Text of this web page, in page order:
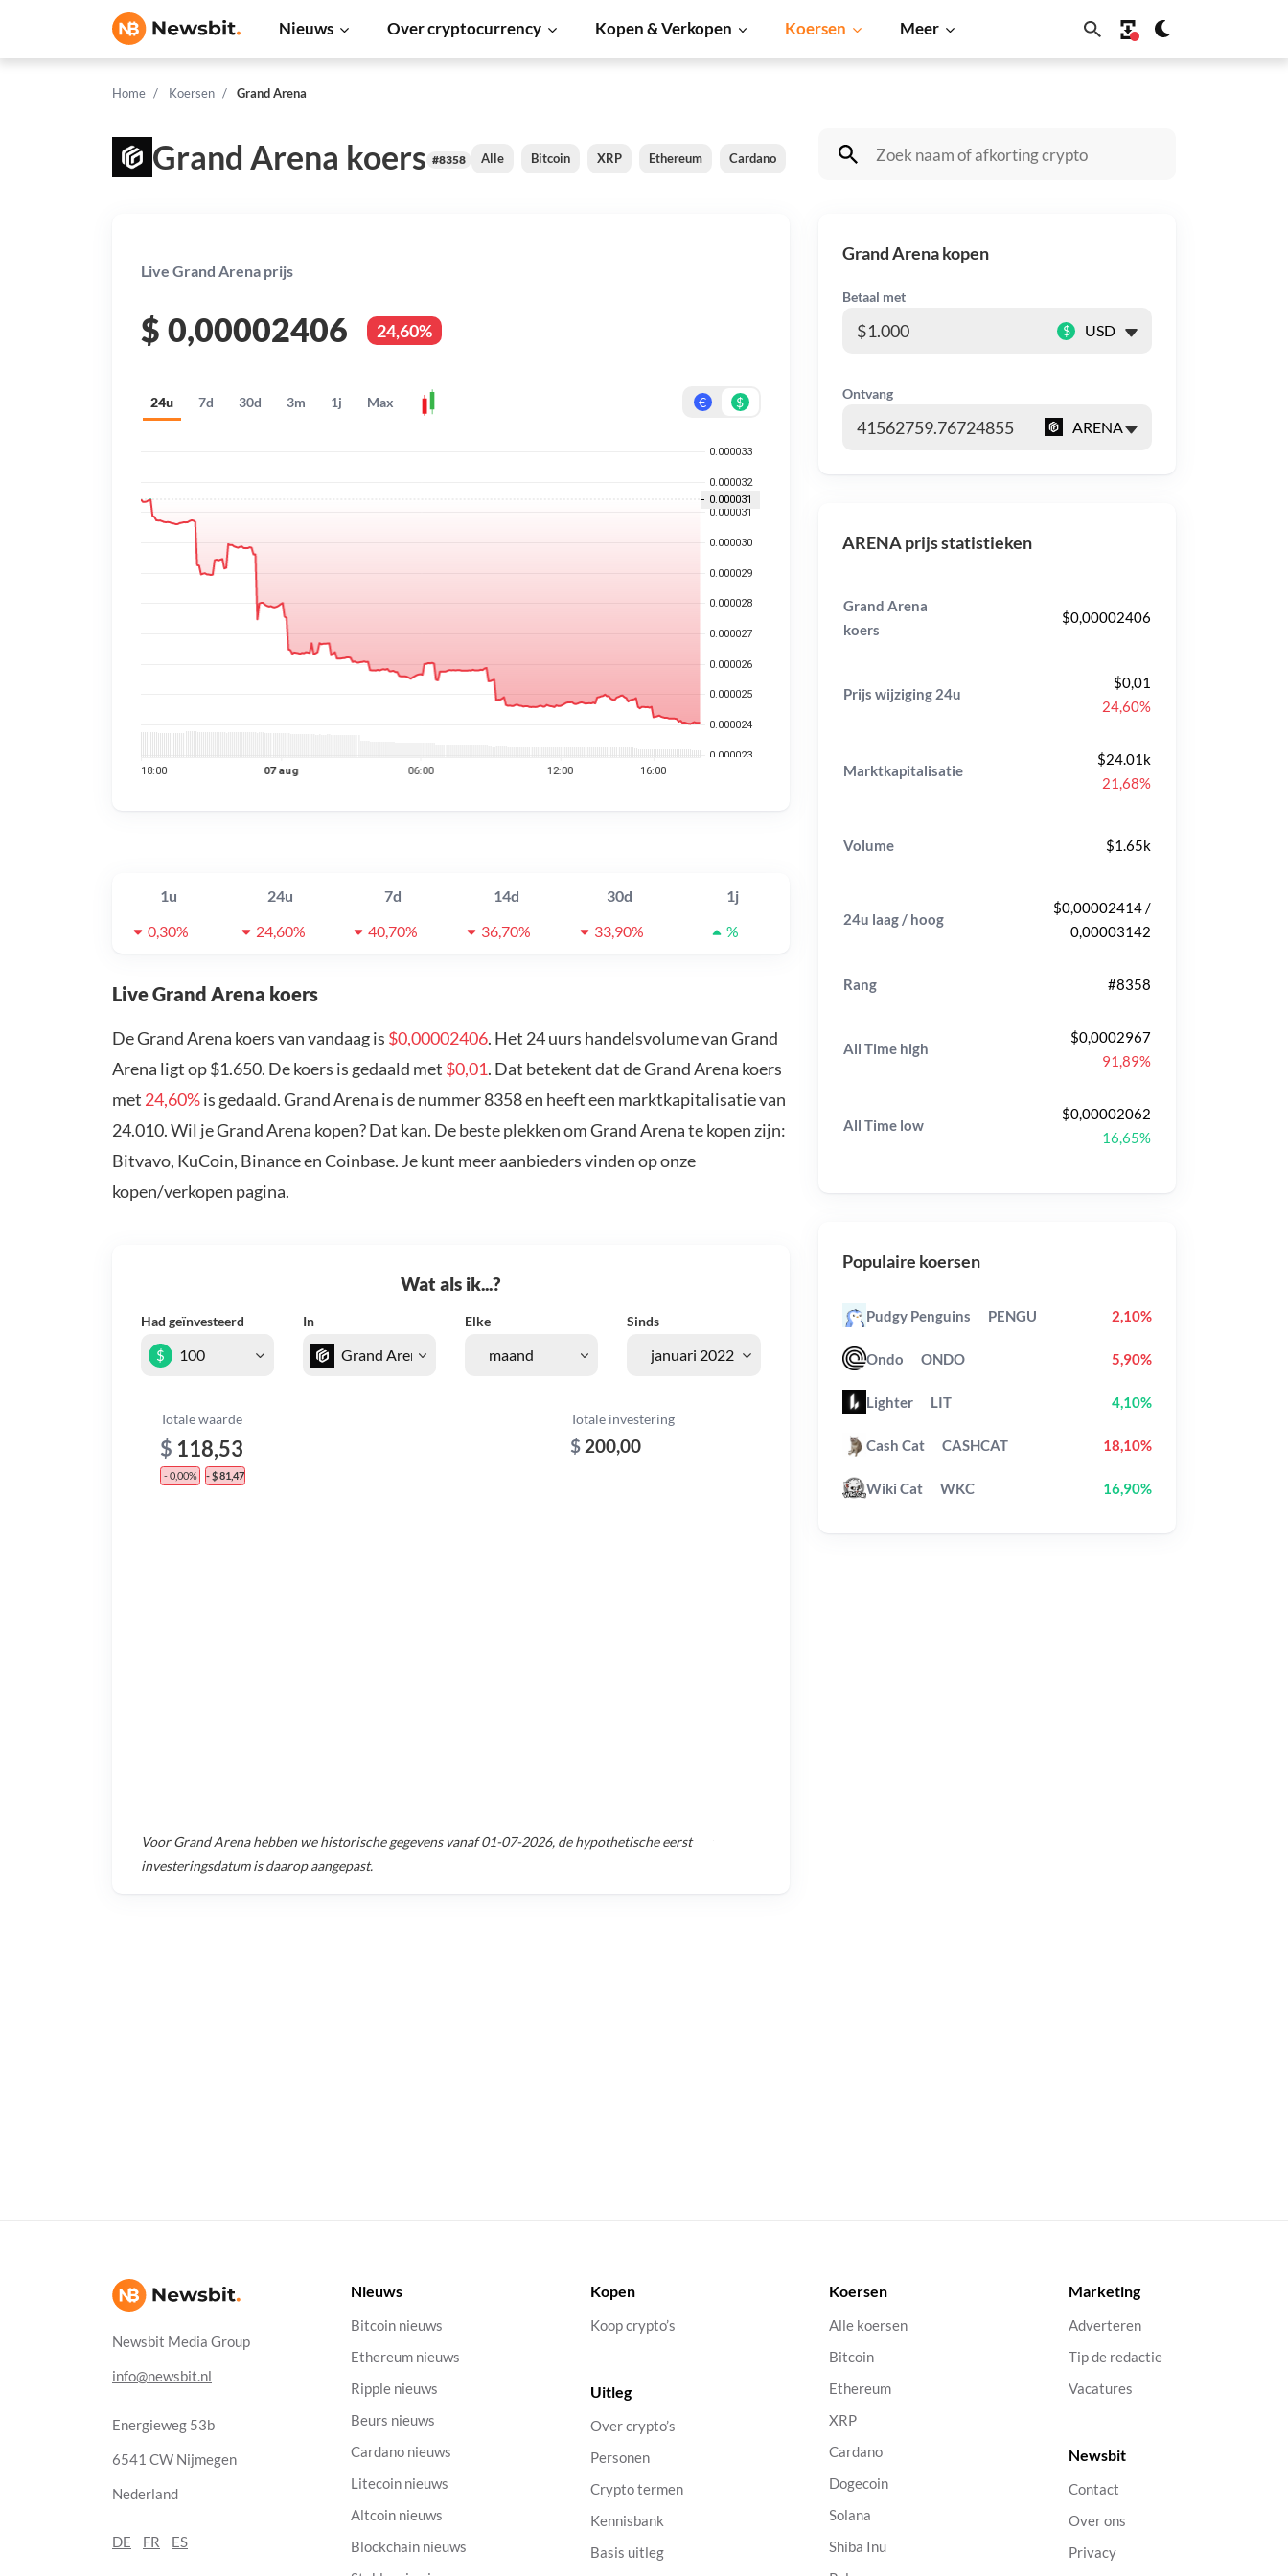
Nieuws Over cryptocurrency Kopen & Verkopen Koersen Meer
Home Koersen Grand Arena
Grand Arena koers #8358 Alle Bitcoin XRP Ethereum Cardano Shiba Inu Dogecoin Solana BNB
Live Grand Arena prijs
$ 0,00002406 24,60%
24u 7d 30d 3m 1j Max € $
1u 24u 7d 14d 30d
1j
0,30%
24,60% 40,70% 36,70% 33,90% %
Live Grand Arena koers
De Grand Arena koers van vandaag is $0,00002406. Het 24 uurs handelsvolume van Grand
Arena ligt op $1.650. De koers is gedaald met $0,01. Dat betekent dat de Grand Arena koers
met 24,60%is gedaald. Grand Arena is de nummer 8358 en heeft een marktkapitalisatie van
24.010. Wil je Grand Arena kopen? Dat kan. De beste plekken om Grand Arena te kopen zijn:
Bitvavo, KuCoin, Binance en Coinbase. Je kunt meer aanbieders vinden op onze
kopen/verkopen pagina.
Wat als ik...?
Had geïnvesteerd In Elke Sinds
$
Totale waarde
$ 118,53
- 0,00% - $ 81,47
Totale investering
$ 200,00
VoorGrand Arenahebben we historische gegevens vanaf01-07-2026, de hypothetische eerst
investeringsdatum is daarop aangepast.
Grand Arena kopen
Betaal met
$
Ontvang
ARENA prijs statistieken
Grand Arena
koers
$0,00002406
Prijs wijziging 24u
$0,01
24,60%
Marktkapitalisatie
$24.01k
21,68%
Volume $1.65k
24u laag / hoog
$0,00002414 /
0,00003142
Rang #8358
All Time high
$0,0002967
91,89%
All Time low
$0,00002062
16,65%
Populaire koersen
Pudgy Penguins PENGU 2,10%
Ondo ONDO 5,90%
Lighter LIT 4,10%
Cash Cat CASHCAT 18,10%
Wiki Cat WKC 16,90%
Newsbit Media Group
info@newsbit.nl
Energieweg 53b
6541 CW Nijmegen
Nederland
DE FR ES
Nieuws
Bitcoin nieuws
Ethereum nieuws
Ripple nieuws
Beurs nieuws
Cardano nieuws
Litecoin nieuws
Altcoin nieuws
Blockchain nieuws
Kopen
Koop crypto’s
Uitleg
Over crypto’s
Personen
Crypto termen
Kennisbank
Basis uitleg
Koersen
Alle koersen
Bitcoin
Ethereum
XRP
Cardano
Dogecoin
Solana
Shiba Inu
Marketing
Adverteren
Tip de redactie
Vacatures
Newsbit
Contact
Over ons
Privacy